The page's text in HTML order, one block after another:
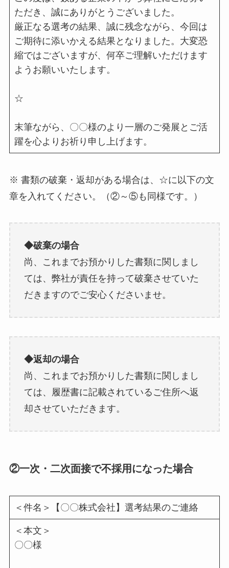
ただき、誠にありがとうございました。
厳正なる選考の結果、誠に残念ながら、今回は
ご期待に添いかえる結果となりました。大変恐
縮ではございますが、何卒ご理解いただけます
ようお願いいたします。
☆
末筆ながら、〇〇様のより一層のご発展とご活
躍を心よりお祈り申し上げます。
※ 書類の破棄・返却がある場合は、☆に以下の文
章を入れてください。（②～⑤も同様です。）
◆破棄の場合
尚、これまでお預かりした書類に関しまし
ては、弊社が責任を持って破棄させていた
だきますのでご安心くださいませ。
◆返却の場合
尚、これまでお預かりした書類に関しまし
ては、履歴書に記載されているご住所へ返
却させていただきます。
②一次・二次面接で不採用になった場合
＜件名＞【〇〇株式会社】選考結果のご連絡
＜本文＞
〇〇様